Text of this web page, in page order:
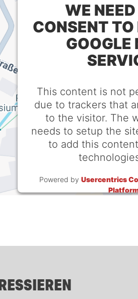
WE
CONSENT
GOOGLE
This content is not
due to trackers that
to the visitor. The
needs to setup the
to add this
Powered by Usercentrics